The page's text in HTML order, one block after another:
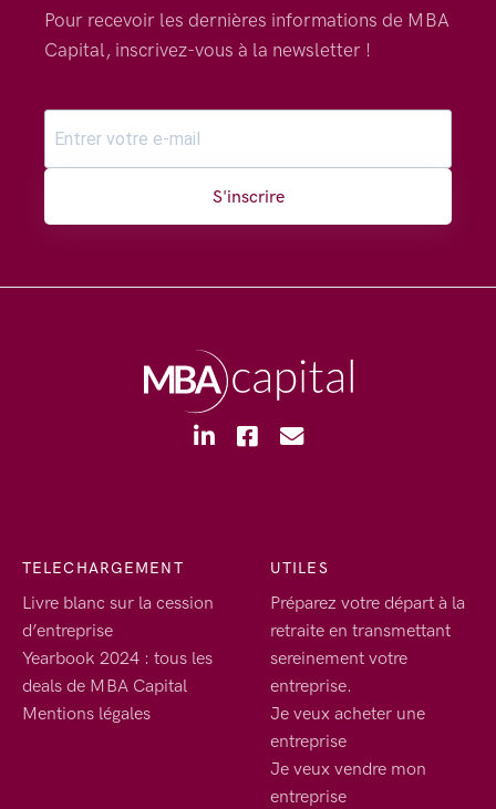
Pour recevoir les dernières informations de MBA
Capital, inscrivez-vous à la newsletter !
S'inscrire
TELECHARGEMENT
Livre blanc sur la cession
d’entreprise
Yearbook 2024 : tous les
deals de MBA Capital
Mentions légales
UTILES
Préparez votre départ à la
retraite en transmettant
sereinement votre
entreprise.
Je veux acheter une
entreprise
Je veux vendre mon
entreprise